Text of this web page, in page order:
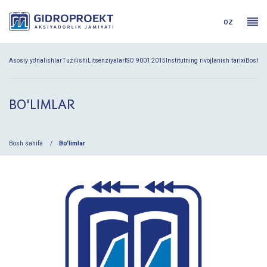
oz
Asosiy yo'nalishlarTuzilishi Litsenziyalar ISO 9001:2015 Institutning rivojlanish tarixi
BO'LIMLAR
Bosh sahifa Bo'limlar